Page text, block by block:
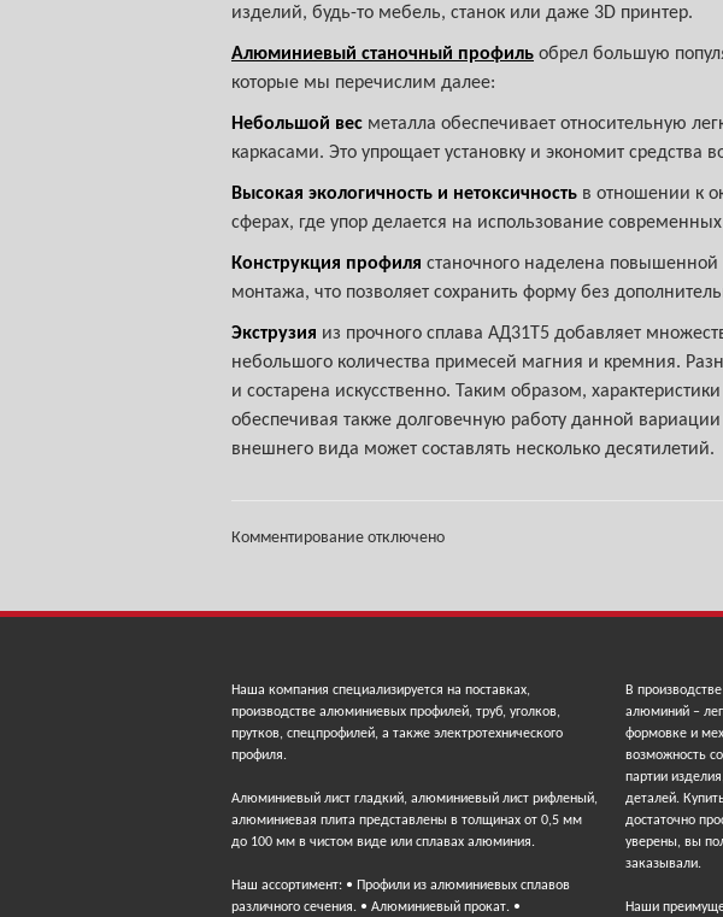
изделий, будь-то мебель, станок или даже 3D принтер.
Алюминиевый станочный профиль обрел большую
которые мы перечислим далее:
Небольшой вес металла обеспечивает относительную
каркасами. Это упрощает установку и экономит средства
Высокая экологичность и нетоксичность в отношении к
сферах, где упор делается на использование
Конструкция профиля станочного наделена повышенной
монтажа, что позволяет сохранить форму без
Экструзия из прочного сплава АД31Т5 добавляет
небольшого количества примесей магния и кремния.
и состарена искусственно. Таким образом,
обеспечивая также долговечную работу данной
внешнего вида может составлять несколько десятилетий.
Комментирование отключено
Наша компания специализируется на поставках,
производстве алюминиевых профилей, труб, уголков,
прутков, спецпрофилей, а также электротехнического
профиля.
Алюминиевый лист гладкий, алюминиевый лист рифленый,
алюминиевая плита представлены в толщинах от 0,5 мм
до 100 мм в чистом виде или сплавах алюминия.
Наш ассортимент: • Профили из алюминиевых сплавов
различного сечения. • Алюминиевый прокат. •
В
алюминий –
формовке и
возможность
партии
деталей.
достаточно
уверены, вы
заказывали.
Наши